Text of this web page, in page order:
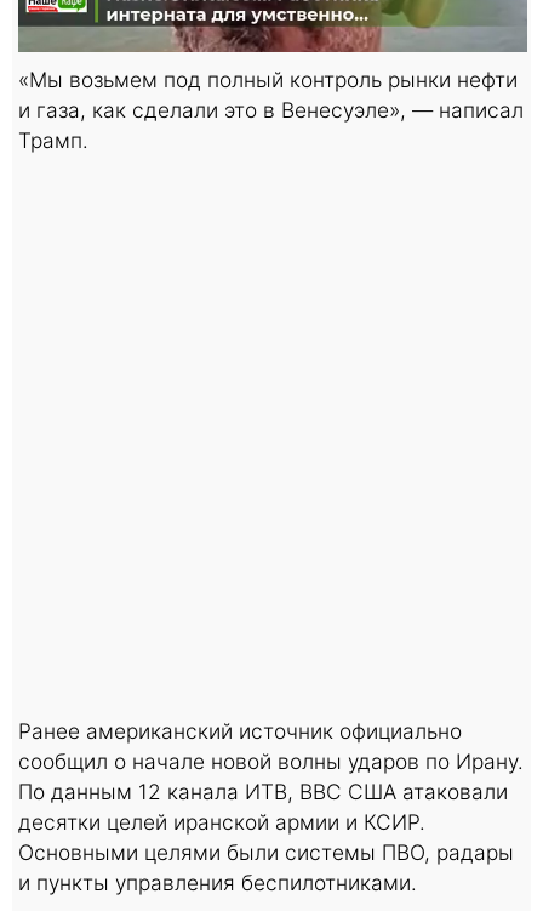
«Мы возьмем под полный контроль рынки нефти
и газа, как сделали это в Венесуэле», — написал
Трамп.
Ранее американский источник официально
сообщил о начале новой волны ударов по Ирану.
По данным 12 канала ИТВ, ВВС США атаковали
десятки целей иранской армии и КСИР.
Основными целями были системы ПВО, радары
и пункты управления беспилотниками.